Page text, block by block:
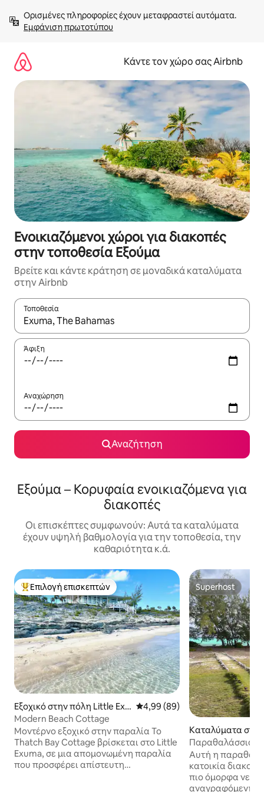
στο
περιεχόμενοΕμφάνιση πρωτοτύπου
Κάντε τον χώρο σας Airbnb
Ενοικιαζόμενοι χώροι για διακοπές
στην τοποθεσία Εξούμα
Βρείτε και κάντε κράτηση σε μοναδικά καταλύματα
στην Airbnb
Τοποθεσία
Όταν τα αποτελέσματα είναι διαθέσιμα, μπορείτε να
Άφιξη
Αναχώρηση
Αναζήτηση
Εξούμα – Κορυφαία ενοικιαζόμενα για
διακοπές
Οι επισκέπτες συμφωνούν: Αυτά τα καταλύματα
έχουν υψηλή βαθμολογία για την τοποθεσία, την
καθαριότητα κ.ά.
Κορυφαία επιλογή επισκεπτών
Επιλογή επισκεπτών
Εξοχικό στην πόλη Little Exu
ma Island
Μέση βαθμολογία: 4,99 στα 5,
4,99 (89)
Modern Beach Cottage
Μοντέρνο εξοχικό στην παραλία Το
Thatch Bay Cottage βρίσκεται στο Little
Exuma, σε μια απομονωμένη παραλία
που προσφέρει απίστευτη
Superhost
Superhost
Καταλύματα
eat Exuma Island
Παραθαλάσσια
απόλυτα
Αυτή η
κατοικία
πιο όμορφα νερά
αναγραφόμενη